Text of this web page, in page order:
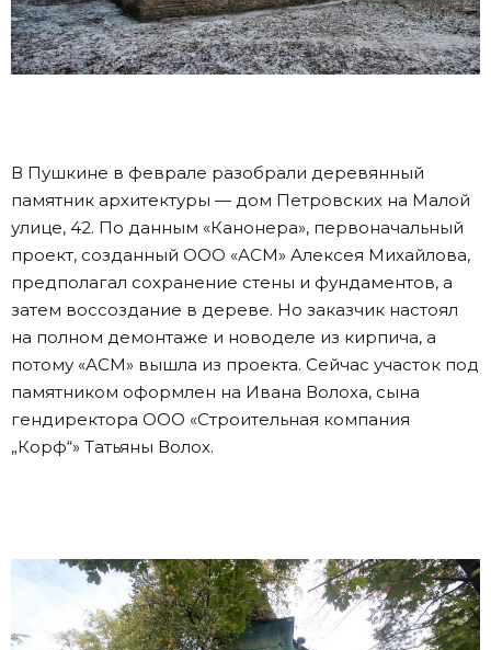
В Пушкине в феврале разобрали деревянный
памятник архитектуры — дом Петровских на Малой
улице, 42. По данным «Канонера», первоначальный
проект, созданный ООО «АСМ» Алексея Михайлова,
предполагал сохранение стены и фундаментов, а
затем воссоздание в дереве. Но заказчик настоял
на полном демонтаже и новоделе из кирпича, а
потому «АСМ» вышла из проекта. Сейчас участок под
памятником оформлен на Ивана Волоха, сына
гендиректора ООО «Строительная компания
„Корф“» Татьяны Волох.